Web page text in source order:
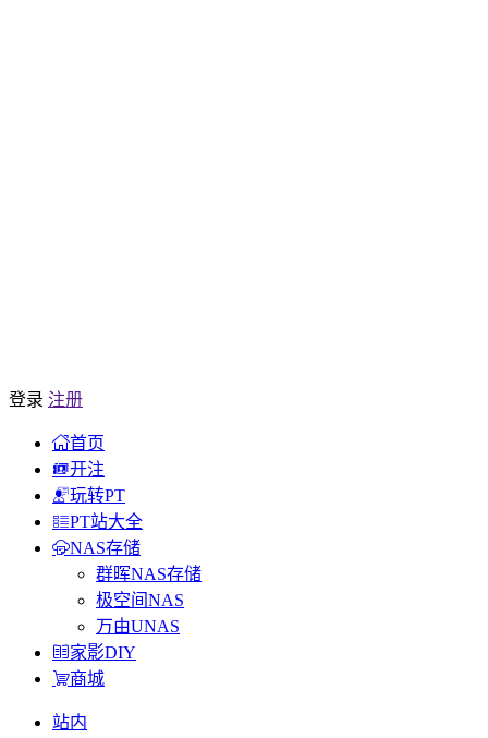
登录 注册
首页
开注
玩转PT
PT站大全
NAS存储
群晖NAS存储
极空间NAS
万由UNAS
家影DIY
商城
站内